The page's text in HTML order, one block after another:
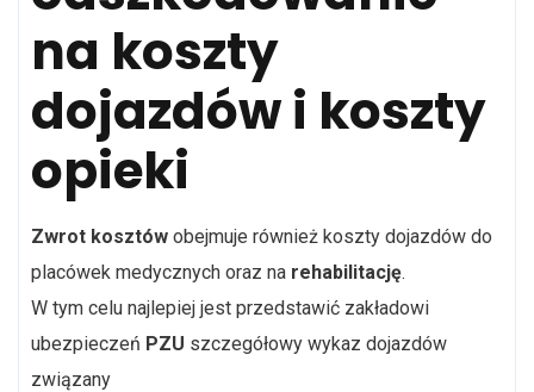
na koszty
dojazdów i koszty
opieki
Zwrot kosztów obejmuje również koszty dojazdów do
placówek medycznych oraz na rehabilitację.
W tym celu najlepiej jest przedstawić zakładowi
ubezpieczeń PZU szczegółowy wykaz dojazdów
związany